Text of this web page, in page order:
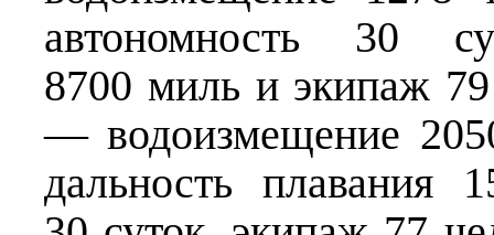
автономность 30
8700 миль и экипаж 79
— водоизмещение
дальность плавания